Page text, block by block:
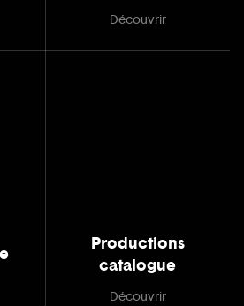
Découvrir
Productions
catalogue
Découvrir